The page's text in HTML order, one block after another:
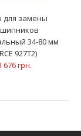
для замены
34-80 мм
927T2)
676 грн.